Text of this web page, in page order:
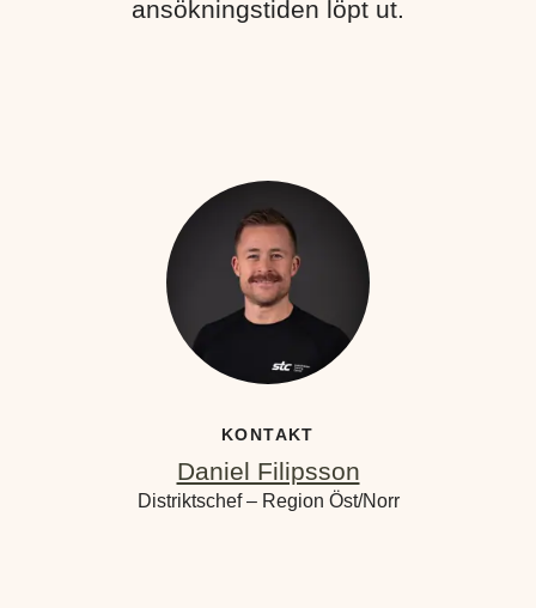
ansökningstiden löpt ut.
KONTAKT
Daniel Filipsson
Distriktschef – Region Öst/Norr